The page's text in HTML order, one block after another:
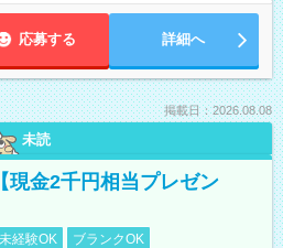
応募する 詳細へ
掲載日：2026.08.08
未読
現金2千円相当プレゼン
経験OK
ブランクOK